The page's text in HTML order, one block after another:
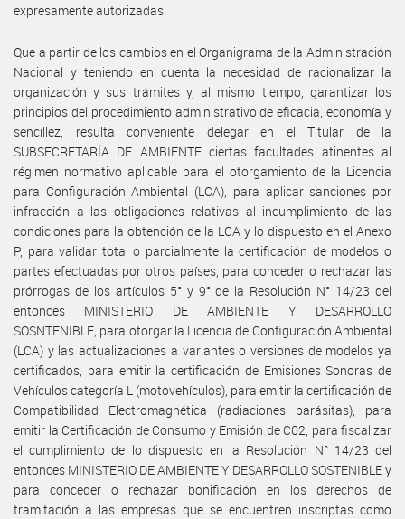
expresamente autorizadas.
Que a partir de los cambios en el Organigrama de la Administración
Nacional y teniendo en cuenta la necesidad de racionalizar la
organización y sus trámites y, al mismo tiempo, garantizar los
principios del procedimiento administrativo de eficacia, economía y
sencillez, resulta conveniente delegar en el Titular de la
SUBSECRETARÍA DE AMBIENTE ciertas facultades atinentes al
régimen normativo aplicable para el otorgamiento de la Licencia
para Configuración Ambiental (LCA), para aplicar sanciones por
infracción a las obligaciones relativas al incumplimiento de las
condiciones para la obtención de la LCA y lo dispuesto en el Anexo
P, para validar total o parcialmente la certificación de modelos o
partes efectuadas por otros países, para conceder o rechazar las
prórrogas de los artículos 5° y 9° de la Resolución N° 14/23 del
entonces MINISTERIO DE AMBIENTE Y DESARROLLO
SOSNTENIBLE, para otorgar la Licencia de Configuración Ambiental
(LCA) y las actualizaciones a variantes o versiones de modelos ya
certificados, para emitir la certificación de Emisiones Sonoras de
Vehículos categoría L (motovehículos), para emitir la certificación de
Compatibilidad Electromagnética (radiaciones parásitas), para
emitir la Certificación de Consumo y Emisión de C02, para fiscalizar
el cumplimiento de lo dispuesto en la Resolución N° 14/23 del
entonces MINISTERIO DE AMBIENTE Y DESARROLLO SOSTENIBLE y
para conceder o rechazar bonificación en los derechos de
tramitación a las empresas que se encuentren inscriptas como